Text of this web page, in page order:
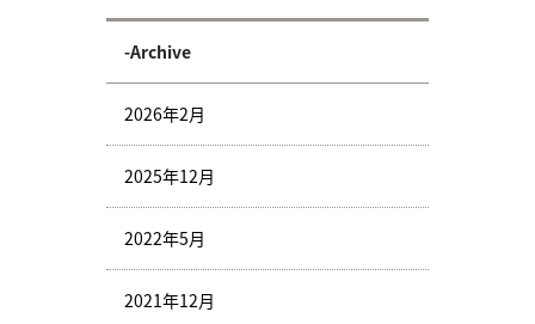
-Archive
2026年2月
2025年12月
2022年5月
2021年12月